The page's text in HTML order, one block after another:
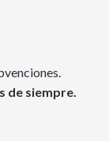
de siempre.